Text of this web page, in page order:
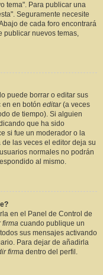
tema". Para publicar una
Seguramente necesite
de cada foro encontrará
publicar nuevos temas,
puede borrar o editar sus
en botón editar(a veces
de tiempo). Si alguien
que ha sido
si fue un moderador o la
las veces el editor deja su
normales no podrán
al mismo.
en el Panel de Control de
firma cuando publique un
sus mensajes activando
Para dejar de añadirla
firma dentro del perfil.